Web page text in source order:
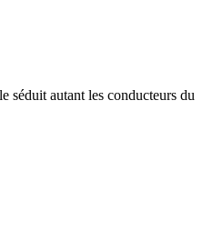
séduit autant les conducteurs du